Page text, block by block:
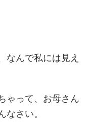
なんで私には見え
ゃって、お母さん
さい。